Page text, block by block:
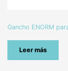
Gancho ENORM
Leer más